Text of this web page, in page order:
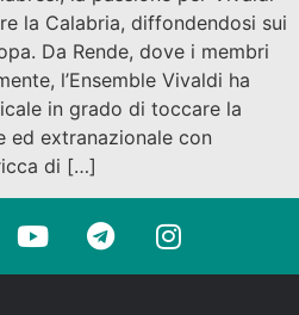
la Calabria, diffondendosi sui
Da Rende, dove i membri
l’Ensemble Vivaldi ha
in grado di toccare la
ed extranazionale con
di […]